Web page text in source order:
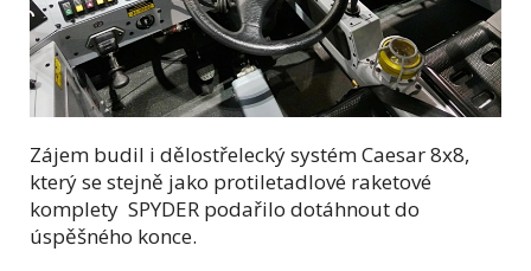
Zájem budil i dělostřelecký systém Caesar 8x8,
který se stejně jako protiletadlové raketové
komplety SPYDER podařilo dotáhnout do
úspěšného konce.